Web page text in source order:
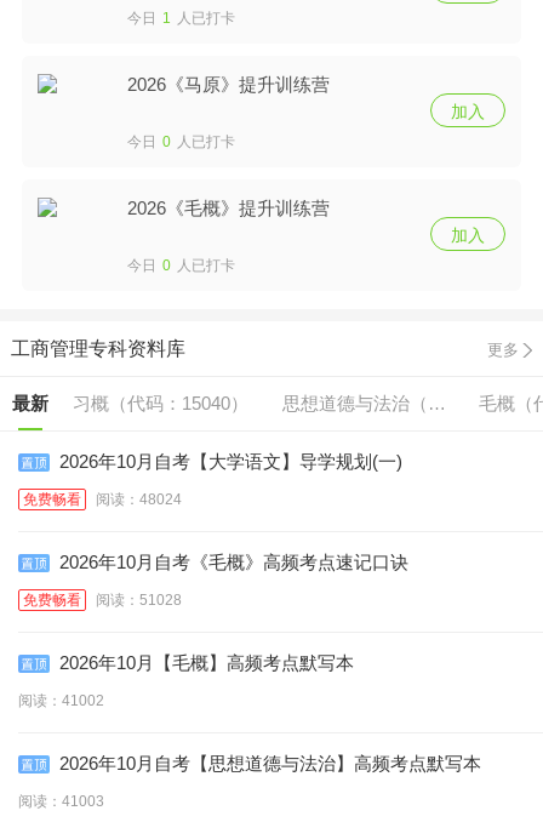
今日 1 人已打卡
2026《马原》提升训练营
今日 0 人已打卡
加入
2026《毛概》提升训练营
今日 0 人已打卡
加入
工商管理专科资料库 更多
最新 习概（代码：15040） 思想道德与法治（代
码:15042）
毛概（
2026年10月自考【大学语文】导学规划(一)
免费畅看 阅读：48024
2026年10月自考《毛概》高频考点速记口诀
免费畅看 阅读：51028
2026年10月【毛概】高频考点默写本
阅读：41002
2026年10月自考【思想道德与法治】高频考点默写本
阅读：41003